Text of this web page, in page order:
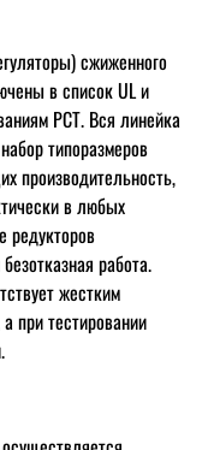
сжиженного
в список UL и
РСТ. Вся линейка
типоразмеров
производительность,
в любых
редукторов
работа.
жестким
при тестировании